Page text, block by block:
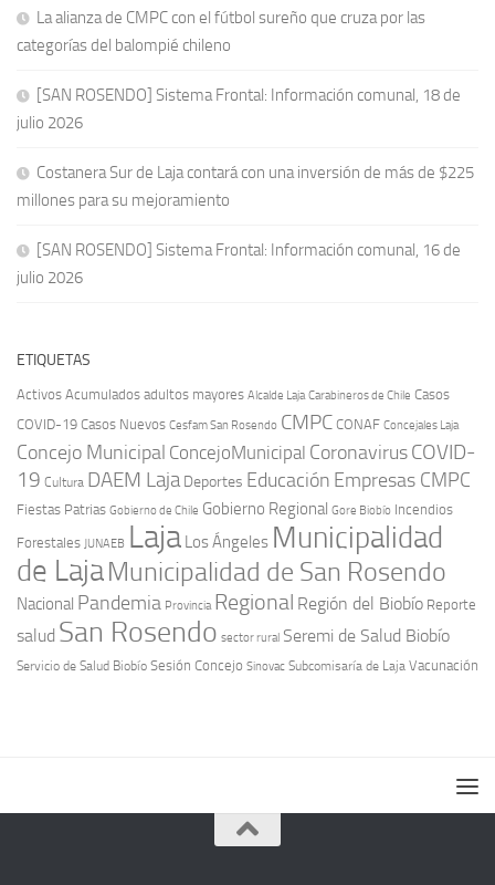
La alianza de CMPC con el fútbol sureño que cruza por las
categorías del balompié chileno
[SAN ROSENDO] Sistema Frontal: Información comunal, 18 de
julio 2026
Costanera Sur de Laja contará con una inversión de más de $225
millones para su mejoramiento
[SAN ROSENDO] Sistema Frontal: Información comunal, 16 de
julio 2026
ETIQUETAS
Activos Acumulados adultos mayores Alcalde Laja Carabineros de Chile Casos
COVID-19 Casos Nuevos Cesfam San Rosendo CMPC CONAF Concejales Laja
Concejo Municipal ConcejoMunicipal CoronavirusCOVID-
19 Cultura DAEM Laja Deportes Educación Empresas CMPC
Fiestas Patrias Gobierno de Chile Gobierno Regional Gore Biobío Incendios
Forestales JUNAEB Laja Los Ángeles Municipalidad
de LajaMunicipalidad de San Rosendo
Nacional Pandemia Provincia Regional Región del Biobío Reporte
salud San Rosendo sector rural Seremi de Salud Biobío
Servicio de Salud Biobío Sesión Concejo Sinovac Subcomisaría de Laja Vacunación